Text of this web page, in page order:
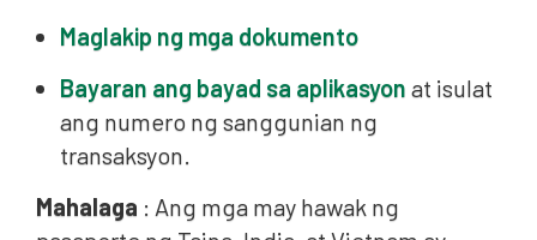
Maglakip ng mga dokumento
Bayaran ang bayad sa aplikasyon at isulat
ang numero ng sanggunian ng
transaksyon.
Mahalaga : Ang mga may hawak ng